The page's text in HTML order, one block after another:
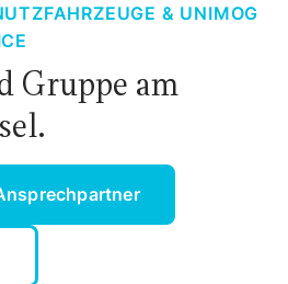
& UNIMOG
Gruppe am